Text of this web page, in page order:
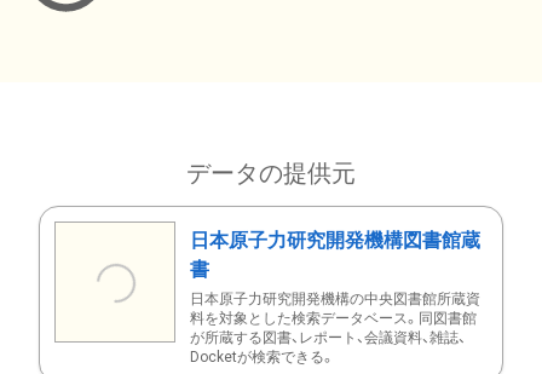
データの提供元
日本原子力研究開発機構図書館蔵
書
日本原子力研究開発機構の中央図書館所蔵資
料を対象とした検索データベース。同図書館
が所蔵する図書、レポート、会議資料、雑誌、
Docketが検索できる。